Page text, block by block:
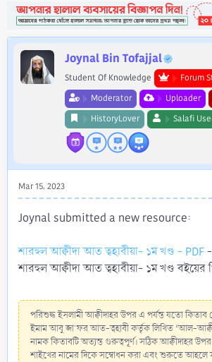
r
t
e
Joynal Bin Tofajjal
Student Of Knowledge
Forum
Moderator
Uploader
HistoryLover
Salafi
Mar 15, 2023
Joynal submitted a new resource:
শারহুল আক্বীদা আত ত্বহাবীয়া- ১ম খণ্ড - PDF
শারহুল আক্বীদা আত ত্বহাবীয়া- ১ম খণ্ড বইয়ের
পরিশুদ্ধ ইসলামী আক্বীদাহর উপর এ পর্যন্ত যতো কিতাব
ইমাম আবু জা'ফর আত-ত্বহাবী কর্তৃক লিখিত ‘আল-
নামক কিতাবটি অত্যন্ত গুরুত্বপূর্ণ। সঠিক আক্বীদাহর
শাইখের নামের দিকে সম্বোধন করা এবং শুরুতে আহলে